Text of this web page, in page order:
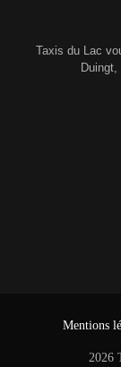
Taxis du Lac
Mentions
2026